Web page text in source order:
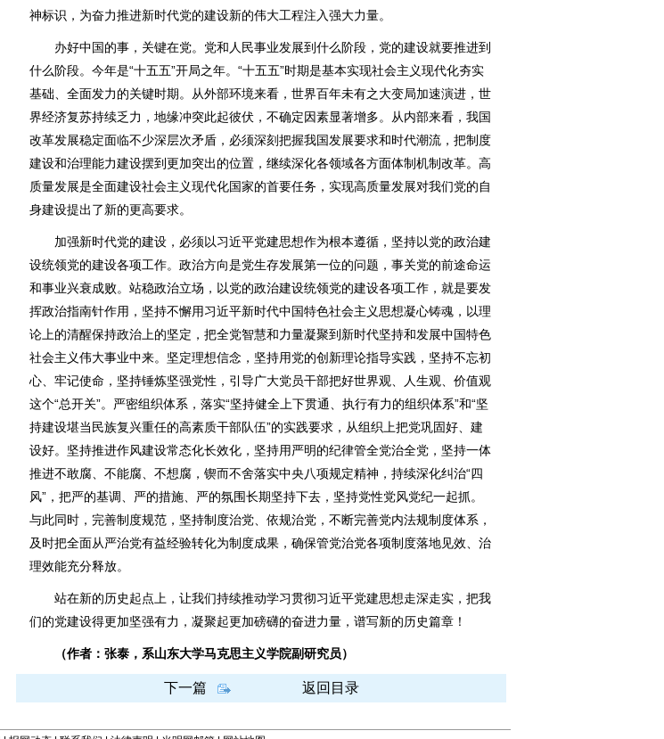
神标识，为奋力推进新时代党的建设新的伟大工程注入强大力量。
办好中国的事，关键在党。党和人民事业发展到什么阶段，党的建设就要推进到
什么阶段。今年是“十五五”开局之年。“十五五”时期是基本实现社会主义现代化夯实
基础、全面发力的关键时期。从外部环境来看，世界百年未有之大变局加速演进，世
界经济复苏持续乏力，地缘冲突此起彼伏，不确定因素显著增多。从内部来看，我国
改革发展稳定面临不少深层次矛盾，必须深刻把握我国发展要求和时代潮流，把制度
建设和治理能力建设摆到更加突出的位置，继续深化各领域各方面体制机制改革。高
质量发展是全面建设社会主义现代化国家的首要任务，实现高质量发展对我们党的自
身建设提出了新的更高要求。
加强新时代党的建设，必须以习近平党建思想作为根本遵循，坚持以党的政治建
设统领党的建设各项工作。政治方向是党生存发展第一位的问题，事关党的前途命运
和事业兴衰成败。站稳政治立场，以党的政治建设统领党的建设各项工作，就是要发
挥政治指南针作用，坚持不懈用习近平新时代中国特色社会主义思想凝心铸魂，以理
论上的清醒保持政治上的坚定，把全党智慧和力量凝聚到新时代坚持和发展中国特色
社会主义伟大事业中来。坚定理想信念，坚持用党的创新理论指导实践，坚持不忘初
心、牢记使命，坚持锤炼坚强党性，引导广大党员干部把好世界观、人生观、价值观
这个“总开关”。严密组织体系，落实“坚持健全上下贯通、执行有力的组织体系”和“坚
持建设堪当民族复兴重任的高素质干部队伍”的实践要求，从组织上把党巩固好、建
设好。坚持推进作风建设常态化长效化，坚持用严明的纪律管全党治全党，坚持一体
推进不敢腐、不能腐、不想腐，锲而不舍落实中央八项规定精神，持续深化纠治“四
风”，把严的基调、严的措施、严的氛围长期坚持下去，坚持党性党风党纪一起抓。
与此同时，完善制度规范，坚持制度治党、依规治党，不断完善党内法规制度体系，
及时把全面从严治党有益经验转化为制度成果，确保管党治党各项制度落地见效、治
理效能充分释放。
站在新的历史起点上，让我们持续推动学习贯彻习近平党建思想走深走实，把我
们的党建设得更加坚强有力，凝聚起更加磅礴的奋进力量，谱写新的历史篇章！
（作者：张泰，系山东大学马克思主义学院副研究员）
下一篇 返回目录